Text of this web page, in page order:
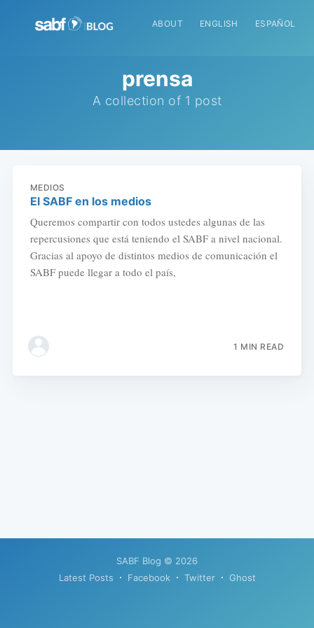
ABOUT ENGLISH ESPAÑOL
prensa
A collection of 1 post
MEDIOS
El SABF en los medios
Queremos compartir con todos ustedes algunas de las
repercusiones que está teniendo el SABF a nivel nacional.
Gracias al apoyo de distintos medios de comunicación el
SABF puede llegar a todo el país,
1 MIN READ
SABF Blog © 2026
Latest Posts
Facebook Twitter Ghost